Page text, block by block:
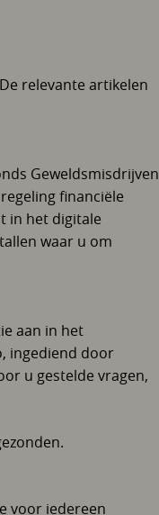
relevante artikelen
Geweldsmisdrijven
financiële
in het digitale
waar u om
aan in het
ingediend door
u gestelde vragen,
voor iedereen